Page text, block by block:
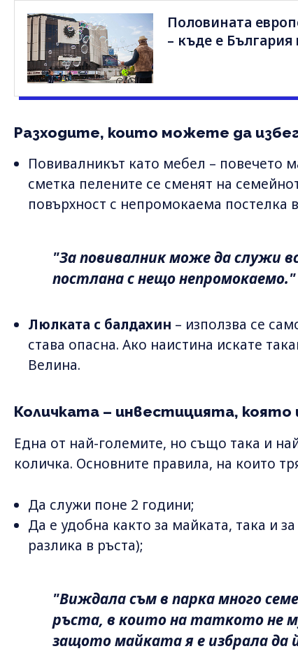
Половината
– къде е България
Разходите, които можете да
Повивалникът като мебел – повечето
сметка пелените се сменят на
повърхност с непромокаема постелка
"За повивалник може да служи
постлана с нещо непромокаемо."
Люлката с балдахин – използва се
става опасна. Ако наистина искате
Велина.
Количката – инвестицията, която
Една от най-големите, но също така и
количка. Основните правила, на които
Да служи поне 2 години;
Да е удобна както за майката, така и
разлика в ръста);
"Виждала съм в парка много
ръста, в които на таткото не
защото майката я е избрала да